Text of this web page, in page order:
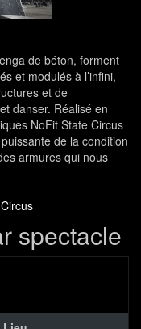
de béton, forment
et modulés à l’infini,
et de
danser. Réalisé en
NoFit State Circus
de la condition
armures qui nous
spectacle